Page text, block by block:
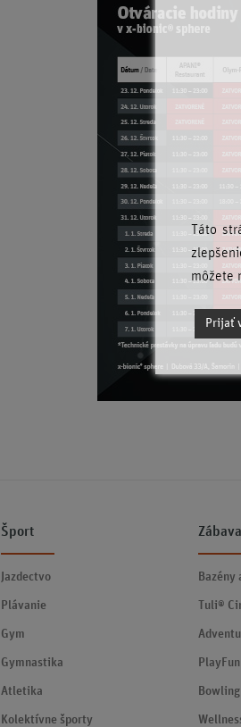
Šport
Jazdectvo
Plávanie
Gym
Gymnastika
Atletika
Kolektívne športy
Bazény
Tuli®
PlayFun
Táto
môžete
Prijať